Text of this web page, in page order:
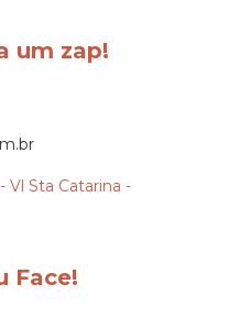
um zap!
Vl Sta Catarina -
Face!